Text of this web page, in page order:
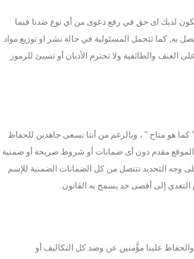
لديك اى حق في رفع دعوى من أي نوع ضدنا فيما
به, كما تتحمل المسئولية في حالة نشر او توزيع مواد
العنف والطائفية ولا تحترم الأديان أو تسيئ للرموز
كما هو متاح ” ، وبالرغم من أننا نسعى جاهدين للحفاظ
الموقع مقدم دون أى ضمانات أو شروط صريحة أو ضمنية
وجه التحديد نتنصل من كل الضمانات الضمنية للإسم
إلى أقصى حد يسمح به القانون.
علينا مؤَّمنين عن وضد كل التكاليف أو